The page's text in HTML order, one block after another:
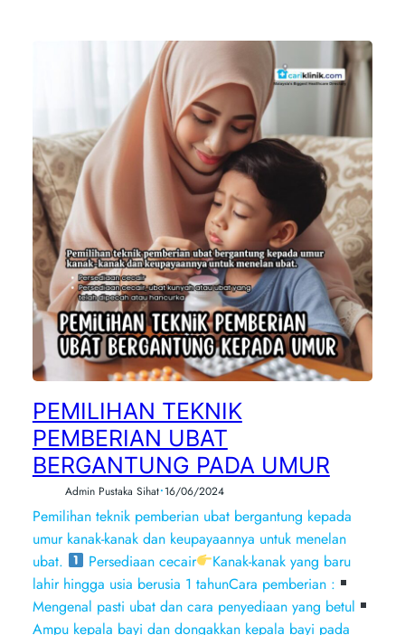
PEMILIHAN TEKNIK
PEMBERIAN UBAT
BERGANTUNG PADA UMUR
Admin Pustaka Sihat•16/06/2024
Pemilihan teknik pemberian ubat bergantung kepada
umur kanak-kanak dan keupayaannya untuk menelan
ubat.
Persediaan cecair
Kanak-kanak yang baru
lahir hingga usia berusia 1 tahunCara pemberian :
Mengenal pasti ubat dan cara penyediaan yang betul
Ampu kepala bayi dan dongakkan kepala bayi pada